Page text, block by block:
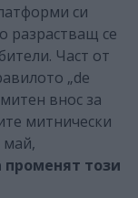
си
разрастващ се
Част от
„de
внос за
митнически
май,
променят този